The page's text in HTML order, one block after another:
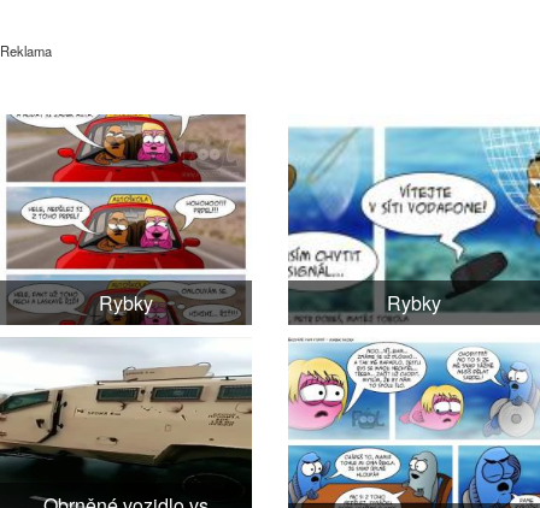
Reklama
Rybky Rybky